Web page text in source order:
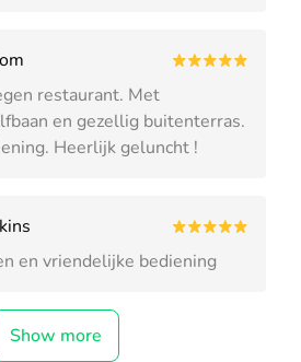
restaurant. Met
en gezellig buitenterras.
Heerlijk geluncht !
en vriendelijke bediening
Show more